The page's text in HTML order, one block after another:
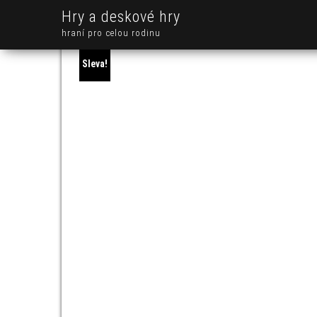
Hry a deskové hry
hraní pro celou rodinu
Sleva!